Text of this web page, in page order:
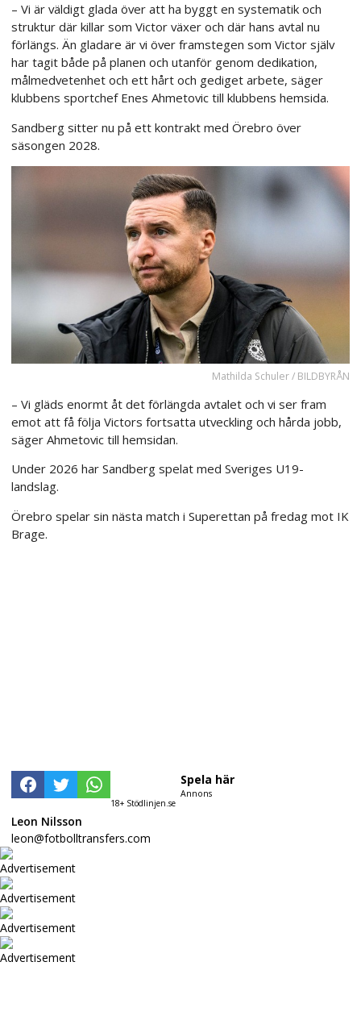
– Vi är väldigt glada över att ha byggt en systematik och
struktur där killar som Victor växer och där hans avtal nu
förlängs. Än gladare är vi över framstegen som Victor själv
har tagit både på planen och utanför genom dedikation,
målmedvetenhet och ett hårt och gediget arbete, säger
klubbens sportchef Enes Ahmetovic till klubbens hemsida.
Sandberg sitter nu på ett kontrakt med Örebro över
säsongen 2028.
Mathilda Schuler / BILDBYRÅN
– Vi gläds enormt åt det förlängda avtalet och vi ser fram
emot att få följa Victors fortsatta utveckling och hårda jobb,
säger Ahmetovic till hemsidan.
Under 2026 har Sandberg spelat med Sveriges U19-
landslag.
Örebro spelar sin nästa match i Superettan på fredag mot IK
Brage.
18+ Stödlinjen.se
Spela här
Annons
Leon Nilsson
leon@fotbolltransfers.com